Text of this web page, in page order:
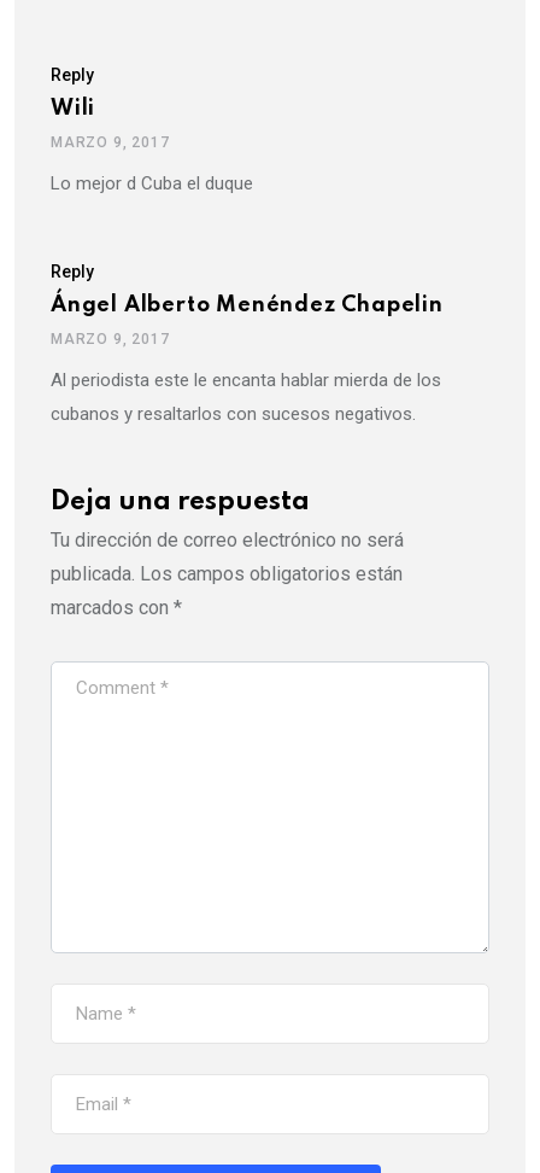
Reply
Wili
MARZO 9, 2017
Lo mejor d Cuba el duque
Reply
Ángel Alberto Menéndez Chapelin
MARZO 9, 2017
Al periodista este le encanta hablar mierda de los
cubanos y resaltarlos con sucesos negativos.
Deja una respuesta
Tu dirección de correo electrónico no será
publicada. Los campos obligatorios están
marcados con *